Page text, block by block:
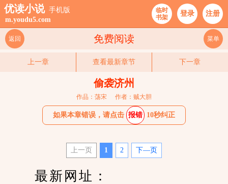
优读小说 手机版
m.youdu5.com
临时
书架
登录 注册
免费阅读
返回 菜单
上一章 查看最新章节 下一章
偷袭济州
作品：荡宋 作者：贼大胆
如果本章错误，请点击 报错 10秒纠正
上一页 1 2 下—页
最新网址：